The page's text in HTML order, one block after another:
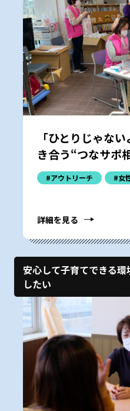
「ひとりじゃな
き合う“つなサポ
#アウトリーチ #女
詳細を見る
安心して子育てできる
したい